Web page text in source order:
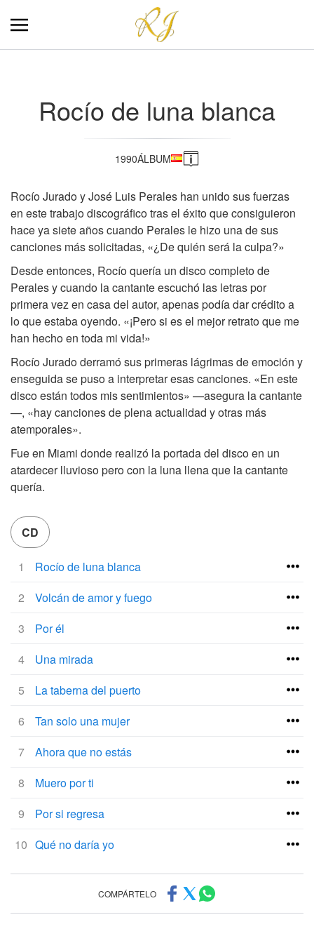
Rocío de luna blanca
1990ÁLBUM
Rocío Jurado y José Luis Perales han unido sus fuerzas
en este trabajo discográfico tras el éxito que consiguieron
hace ya siete años cuando Perales le hizo una de sus
canciones más solicitadas, «¿De quién será la culpa?»
Desde entonces, Rocío quería un disco completo de
Perales y cuando la cantante escuchó las letras por
primera vez en casa del autor, apenas podía dar crédito a
lo que estaba oyendo. «¡Pero si es el mejor retrato que me
han hecho en toda mi vida!»
Rocío Jurado derramó sus primeras lágrimas de emoción y
enseguida se puso a interpretar esas canciones. «En este
disco están todos mis sentimientos» —asegura la cantante
—, «hay canciones de plena actualidad y otras más
atemporales».
Fue en Miami donde realizó la portada del disco en un
atardecer lluvioso pero con la luna llena que la cantante
quería.
CD
1
Rocío de luna blanca
2
Volcán de amor y fuego
3
Por él
4
Una mirada
5
La taberna del puerto
6
Tan solo una mujer
7
Ahora que no estás
8
Muero por ti
9
Por si regresa
10 Qué no daría yo
COMPÁRTELO